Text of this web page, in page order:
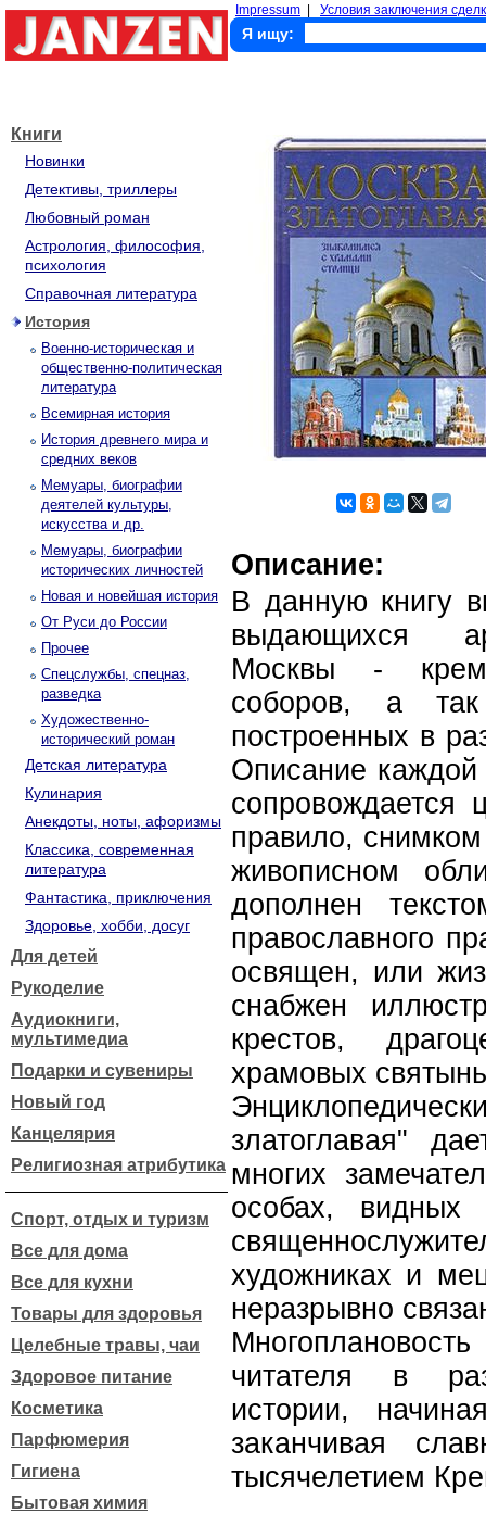
Impressum Условия заключения
Я ищу:
Книги
Новинки
Детективы, триллеры
Любовный роман
Астрология, философия,
психология
Справочная литература
История
Военно-историческая и
общественно-политическая
литература
Всемирная история
История древнего мира и
средних веков
Мемуары, биографии
деятелей культуры,
искусства и др.
Мемуары, биографии
исторических личностей
Новая и новейшая история
От Руси до России
Прочее
Спецслужбы, спецназ,
разведка
Художественно-
исторический роман
Детская литература
Кулинария
Анекдоты, ноты, афоризмы
Классика, современная
литература
Фантастика, приключения
Здоровье, хобби, досуг
Для детей
Рукоделие
Аудиокниги,
мультимедиа
Подарки и сувениры
Новый год
Канцелярия
Религиозная атрибутика
Спорт, отдых и туризм
Все для дома
Все для кухни
Товары для здоровья
Целебные травы, чаи
Здоровое питание
Косметика
Парфюмерия
Гигиена
Бытовая химия
Описание:
В данную книгу
выдающихся
Москвы -
соборов, а
построенных в
Описание каждой
сопровождается
правило,
живописном
дополнен
православного
освящен, или
снабжен
крестов,
храмовых
златоглавая"
многих
особах, видных
художниках и
неразрывно
читателя в
истории,
заканчивая
тысячелетием